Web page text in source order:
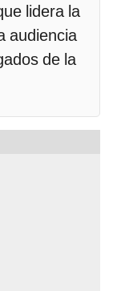
lidera la
audiencia
de la